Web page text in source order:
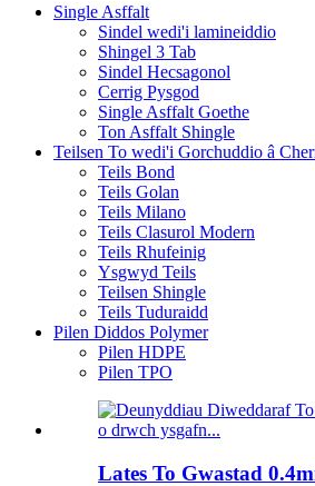
Single Asffalt
Sindel wedi'i lamineiddio
Shingel 3 Tab
Sindel Hecsagonol
Cerrig Pysgod
Single Asffalt Goethe
Ton Asffalt Shingle
Teilsen To wedi'i Gorchuddio â
Teils Bond
Teils Golan
Teils Milano
Teils Clasurol Modern
Teils Rhufeinig
Ysgwyd Teils
Teilsen Shingle
Teils Tuduraidd
Pilen Diddos Polymer
Pilen HDPE
Pilen TPO
Lates To Gwastad